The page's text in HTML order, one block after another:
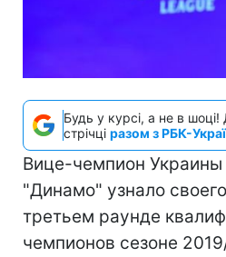
Будь у курсі, а не в шоці!
стрічці разом з РБК-
Вице-чемпион Украины
"Динамо" узнало
третьем раунде
чемпионов сезоне